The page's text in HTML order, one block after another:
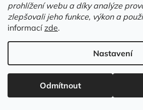
prohlížení webu a díky analýze
zlepšovali jeho funkce, výkon a
informacízde.
Nastavení
Odmítnout